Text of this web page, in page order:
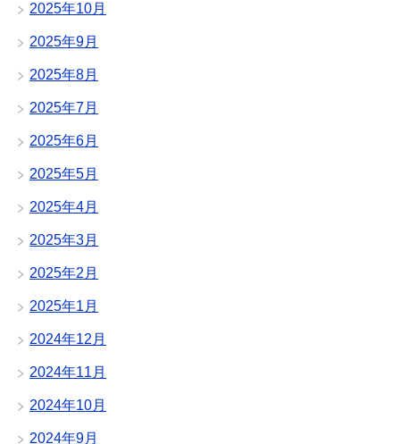
2025年10月
2025年9月
2025年8月
2025年7月
2025年6月
2025年5月
2025年4月
2025年3月
2025年2月
2025年1月
2024年12月
2024年11月
2024年10月
2024年9月